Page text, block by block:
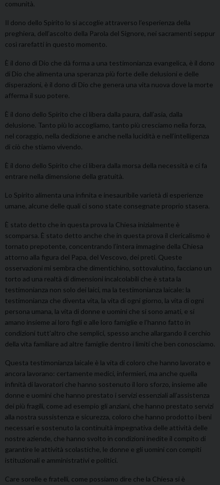
comunità.
Il dono dello Spirito lo si accoglie attraverso l’esperienza della
preghiera, dell’ascolto della Parola del Signore, nei sacramenti seppur
così rarefatti in questo momento.
È il dono di Dio che dà forma a una testimonianza evangelica, è il dono
di Dio che alimenta una speranza più forte delle delusioni e delle
disperazioni, è il dono di Dio che genera una vita nuova dove la morte
afferma il suo potere.
È il dono dello Spirito che ci libera dalla paura, dall’asia, dalla
delusione. Tanto più lo accogliamo, tanto più cresciamo nella forza,
nel coraggio, nella dedizione e anche nella lucidità e nell’intelligenza
di ciò che stiamo vivendo.
È il dono dello Spirito che ci libera dalla morsa della necessità e ci fa
entrare nella dimensione della gratuità.
Lo Spirito alimenta una infinita e inesauribile varietà di esperienze
umane, alcune delle quali ci sono state consegnate proprio stasera.
È stato detto che in questa prova la Chiesa inizialmente è
scomparsa. È stato detto anche che in questa prova il clericalismo è
tornato prepotente, concentrando l’intera immagine della Chiesa
attorno alla figura del Papa, del Vescovo, dei preti. Queste
osservazioni mi sembra che dimentichino, sottovalutino, facciano un
torto ad una realtà di dimensioni incalcolabili che è stata la
testimonianza non solo dei laici, ma la testimonianza laicale: la
testimonianza che diventa vita, la vita di ogni giorno, la vita di ogni
persona umana, la vita di donne e uomini che si sono amati, e si
amano insieme ai loro figli e alle loro famiglie e l’hanno fatto in
condizioni tutt’altro che semplici, spesso anche allargando il cerchio
della vita familiare ad altre famiglie dentro i limiti che ben conosciamo.
Questa testimonianza laicale è la vita di coloro che hanno lavorato e
ancora lavorano: certamente medici, infermieri, ma anche quella
infinità di lavoratori che hanno sostenuto il loro sforzo, insieme alle
donne e uomini che hanno prestato i servizi essenziali all’assistenza
dei più fragili, come ad esempio gli anziani, che hanno prestato servizi
alla nostra sussistenza e sicurezza, coloro che hanno prodotto i beni
necessari e sostenuto la continuità impegnativa delle attività delle
nostre aziende, che hanno svolto in condizioni inedite il compito di
garantire le attività scolastiche, le donne e gli uomini con compiti
istituzionali e amministrativi e politici.
Care sorelle e fratelli, come possiamo dire che la Chiesa si è